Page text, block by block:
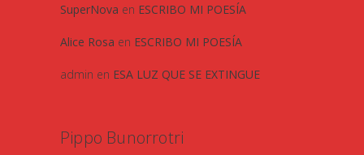
SuperNova en ESCRIBO MI POESÍA
Alice Rosa en ESCRIBO MI POESÍA
admin en ESA LUZ QUE SE EXTINGUE
Pippo Bunorrotri